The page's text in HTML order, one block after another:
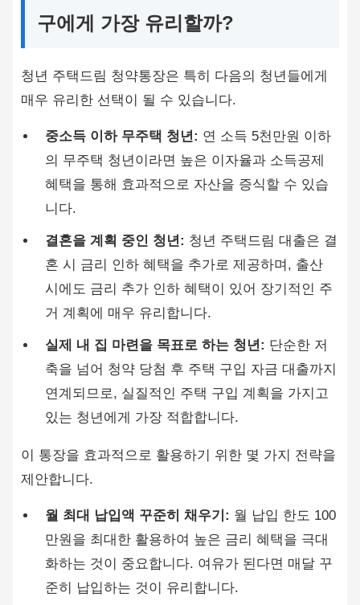
구에게 가장 유리할까?
청년 주택드림 청약통장은 특히 다음의 청년들에게
매우 유리한 선택이 될 수 있습니다.
중소득 이하 무주택 청년: 연 소득 5천만원 이하
의 무주택 청년이라면 높은 이자율과 소득공제
혜택을 통해 효과적으로 자산을 증식할 수 있습
니다.
결혼을 계획 중인 청년: 청년 주택드림 대출은 결
혼 시 금리 인하 혜택을 추가로 제공하며, 출산
시에도 금리 추가 인하 혜택이 있어 장기적인 주
거 계획에 매우 유리합니다.
실제 내 집 마련을 목표로 하는 청년: 단순한 저
축을 넘어 청약 당첨 후 주택 구입 자금 대출까지
연계되므로, 실질적인 주택 구입 계획을 가지고
있는 청년에게 가장 적합합니다.
이 통장을 효과적으로 활용하기 위한 몇 가지 전략을
제안합니다.
월 최대 납입액 꾸준히 채우기: 월 납입 한도 100
만원을 최대한 활용하여 높은 금리 혜택을 극대
화하는 것이 중요합니다. 여유가 된다면 매달 꾸
준히 납입하는 것이 유리합니다.